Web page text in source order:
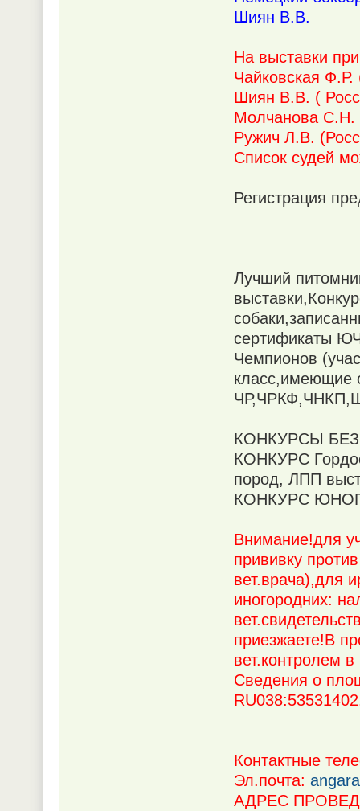
Шиян В.В.
На выставки
Чайковская Ф.Р.
Шиян В.В. (
Молчанова С.Н.
Ружич Л.В.
Список судей
Регистрация
Лучший
сертификаты
Чемпионов
класс,имеющие
КОНКУРСЫ
КОНКУРС
пород, ЛПП
КОНКУРС
Внимание!для
прививку
вет.врача),для
иногородних:
приезжаете!В
вет.контролем
Сведения о
Контактные
Эл.почта:
АДРЕС